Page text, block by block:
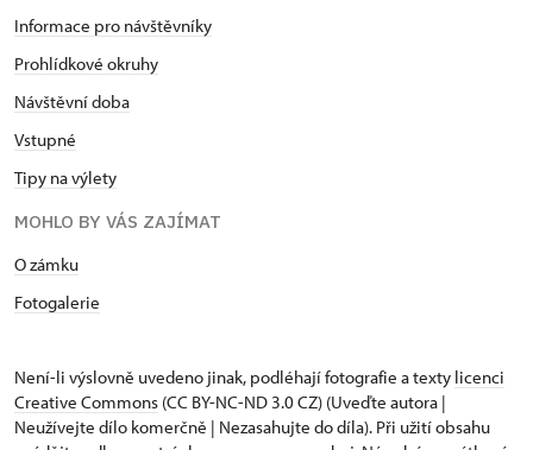
Informace pro návštěvníky
Prohlídkové okruhy
Návštěvní doba
Vstupné
Tipy na výlety
MOHLO BY VÁS ZAJÍMAT
O zámku
Fotogalerie
Není-li výslovně uvedeno jinak, podléhají fotografie a texty licenci
Creative Commons (CC BY-NC-ND 3.0 CZ) (Uveďte autora |
Neužívejte dílo komerčně | Nezasahujte do díla). Při užití obsahu